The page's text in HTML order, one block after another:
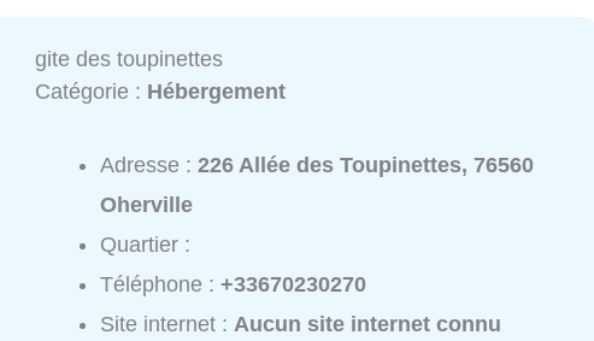
gite des toupinettes
Catégorie : Hébergement
Adresse :226 Allée des Toupinettes, 76560
Oherville
Quartier :
Téléphone :+33670230270
Site internet :Aucun site internet connu